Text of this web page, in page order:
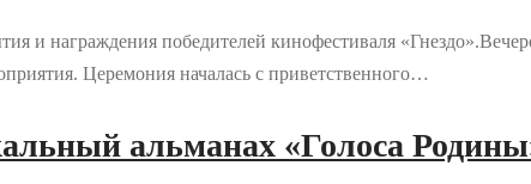
и награждения победителей кинофестиваля
Церемония началась с приветственного…
альманах «Голоса